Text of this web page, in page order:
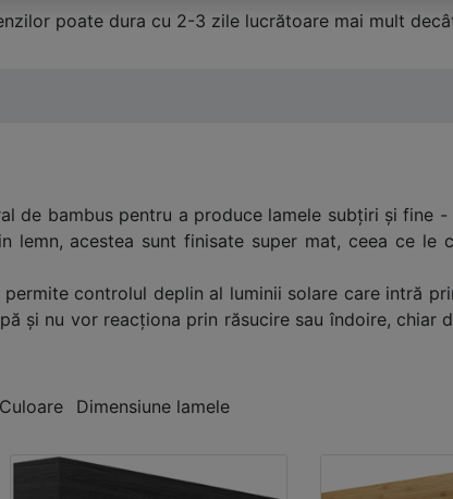
poate dura cu 2-3 zile lucrătoare mai mult
de bambus pentru a produce lamele subțiri și fine -
acestea sunt finisate super mat, ceea ce le
permite controlul deplin al luminii solare care intră
și nu vor reacționa prin răsucire sau îndoire, chiar
Culoare Dimensiune lamele